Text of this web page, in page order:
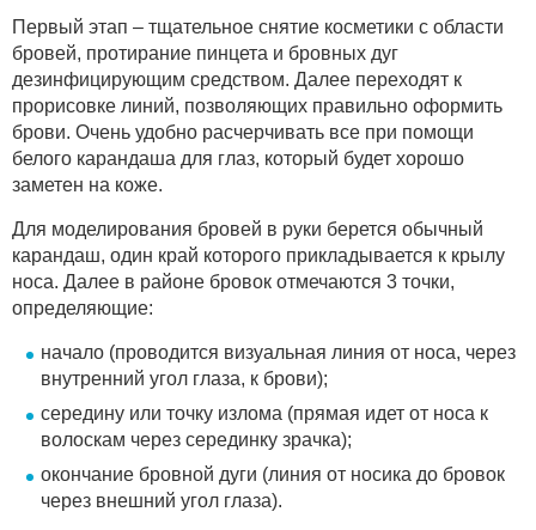
Первый этап – тщательное снятие косметики с области
бровей, протирание пинцета и бровных дуг
дезинфицирующим средством. Далее переходят к
прорисовке линий, позволяющих правильно оформить
брови. Очень удобно расчерчивать все при помощи
белого карандаша для глаз, который будет хорошо
заметен на коже.
Для моделирования бровей в руки берется обычный
карандаш, один край которого прикладывается к крылу
носа. Далее в районе бровок отмечаются 3 точки,
определяющие:
начало (проводится визуальная линия от носа, через
внутренний угол глаза, к брови);
середину или точку излома (прямая идет от носа к
волоскам через серединку зрачка);
окончание бровной дуги (линия от носика до бровок
через внешний угол глаза).